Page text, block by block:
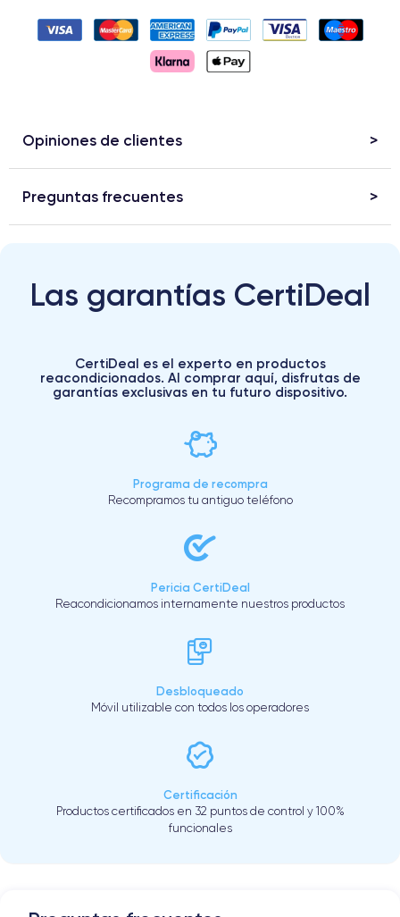
Opiniones de clientes
Preguntas frecuentes
Las garantías CertiDeal
CertiDeal es el experto en productos
reacondicionados. Al comprar aquí, disfrutas de
garantías exclusivas en tu futuro dispositivo.
Programa de recompra
Recompramos tu antiguo teléfono
Pericia CertiDeal
Reacondicionamos internamente nuestros productos
Desbloqueado
Móvil utilizable con todos los operadores
Certificación
Productos certificados en 32 puntos de control y 100%
funcionales